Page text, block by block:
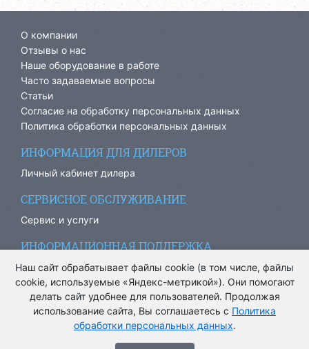
О компании
Отзывы о нас
Наше оборудование в работе
Часто задаваемые вопросы
Статьи
Согласие на обработку персональных данных
Политика обработки персональных данных
ИНФОРМАЦИЯ ДЛЯ ДИЛЕРОВ
Личный кабинет дилера
СЕРВИСНОЕ ОБСЛУЖИВАНИЕ
Сервис и услуги
ИНФОРМАЦИОННАЯ ПОДДЕРЖКА
info@ariacom.ru
® Все права защищены. 2013-2026. Информация на сайте
носит информационный характер и не является публичной
Наш сайт обрабатывает файлы cookie (в том числе, файлы
cookie, используемые «Яндекс-метрикой»). Они помогают
делать сайт удобнее для пользователей. Продолжая
использование сайта, Вы соглашаетесь с Политика
обработки персональных данных.